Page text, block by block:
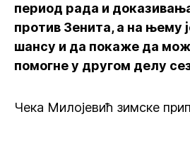
период рада и
против Зенита, а на њему
шансу и да покаже да
помогне у другом делу
Чека Милојевић зимске